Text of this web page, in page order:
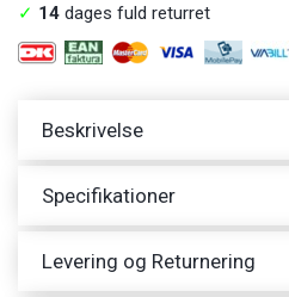
✓ 14 dages fuld returret
Beskrivelse
Specifikationer
Levering og Returnering